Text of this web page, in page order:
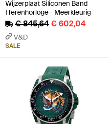
Wijzerplaat Siliconen Band
Herenhorloge - Meerkleurig
€ 845,64€ 602,04
V&D
SALE